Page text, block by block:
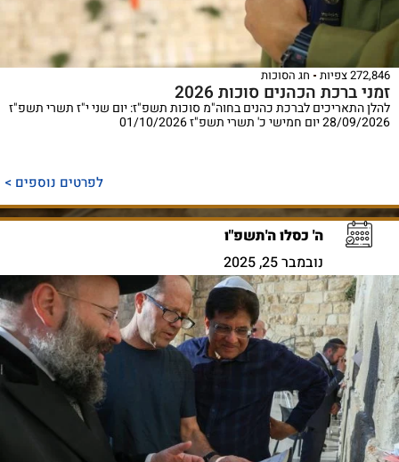
272,846 צפיות חג הסוכות
זמני ברכת הכהנים סוכות 2026
להלן התאריכים לברכת כהנים בחוה"מ סוכות תשפ"ז: יום שני י"ז תשרי תשפ"ז
28/09/2026 יום חמישי כ' תשרי תשפ"ז 01/10/2026
לפרטים נוספים >
ה' כסלו ה'תשפ"ו
נובמבר 25, 2025